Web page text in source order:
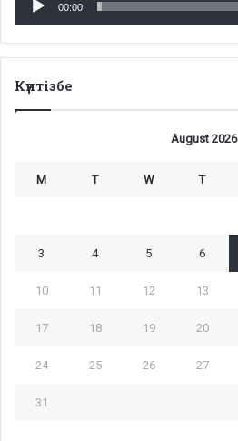
00:00
Күнтізбе
August 2026
M T W T
3 4 5 6
10 11 12 13
17 18 19 20
24 25 26 27
31